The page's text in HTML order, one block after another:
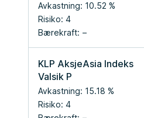
Avkastning: 10.52 %
Risiko: 4
Bærekraft:
KLP AksjeAsia Indeks
Valsik P
Avkastning: 15.18 %
Risiko: 4